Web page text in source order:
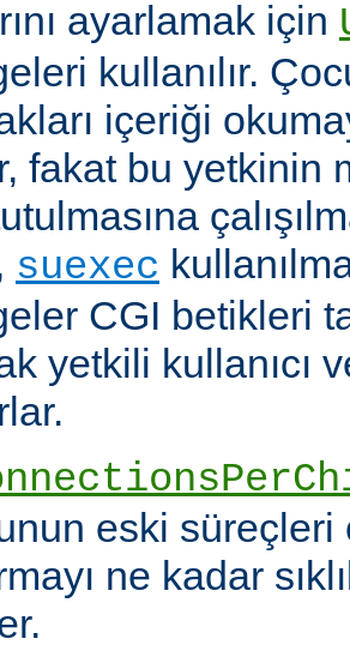
ayarlamak için
kullanılır.
içeriği
fakat bu yetkinin
suexec
CGI betikleri
yetkili kullanıcı
eski
ne kadar